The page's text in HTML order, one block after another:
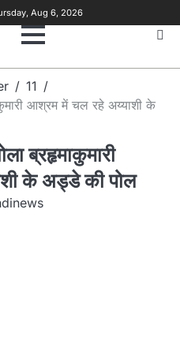
Aug 6, 2026
11
आश्रम में चल रहे अय्याशी के
ब्रहृमाकुमारी
के अड्डे की पोल